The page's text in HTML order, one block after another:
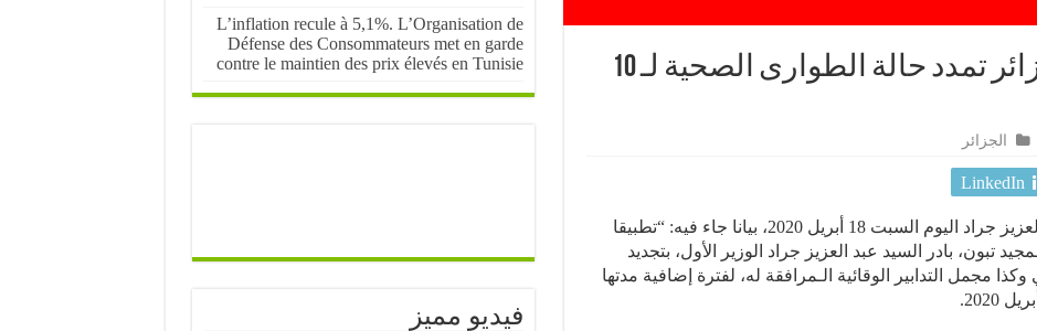
عاجل ورسمي.. الجزائر تمدد حالة الطوارى الصحية لـ 10
الجزائر
LinkedIn
أصدر الوزير الاول الجزائري عبد العزيز جراد اليوم السبت 18 أبريل 2020، بيانا جاء فيه: “تطبيقا
تبون، بادر السيد عبد العزيز جراد الوزير الأول، بتجديد
مجمل التدابير الوقائية الـمرافقة له، لفترة إضافية مدتها
L’inflation recule à 5,1%. L’Organisation de
Défense des Consommateurs met en garde
contre le maintien des prix élevés en Tunisie
فيديو مميز